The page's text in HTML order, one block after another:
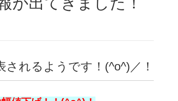
れるようです！(^o^)／！